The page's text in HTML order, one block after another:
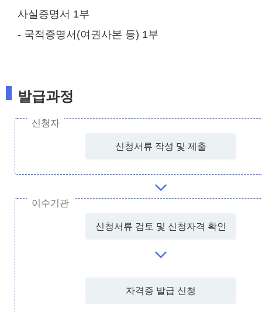
사실증명서 1부
- 국적증명서(여권사본 등) 1부
발급과정
신청자
신청서류 작성 및 제출
이수기관
신청서류 검토 및 신청자격 확인
자격증 발급 신청